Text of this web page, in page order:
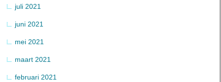
juli 2021
juni 2021
mei 2021
maart 2021
februari 2021